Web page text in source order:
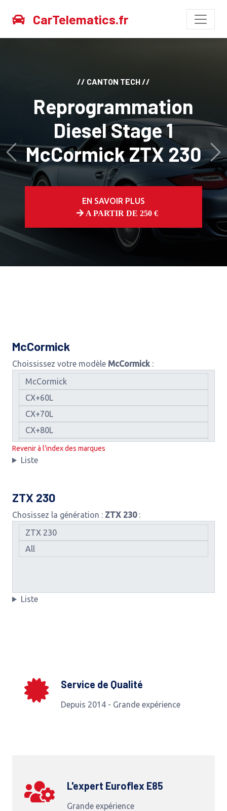
CarTelematics.fr
// CANTON TECH //
Reprogrammation
Diesel Stage 1
McCormick ZTX 230
EN SAVOIR PLUS
A PARTIR DE 250 €
Avant
McCormick
Choississez votre modèle McCormick :
Revenir à l'index des marques
Liste
ZTX 230
Chosissez la génération : ZTX 230:
Liste
Service de Qualité
Depuis 2014 - Grande expérience
L'expert Euroflex E85
Grande expérience